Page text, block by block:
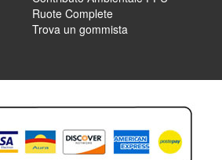
Ruote Complete
Trova un gommista